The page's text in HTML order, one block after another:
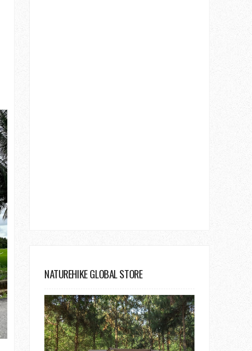
NATUREHIKE GLOBAL STORE